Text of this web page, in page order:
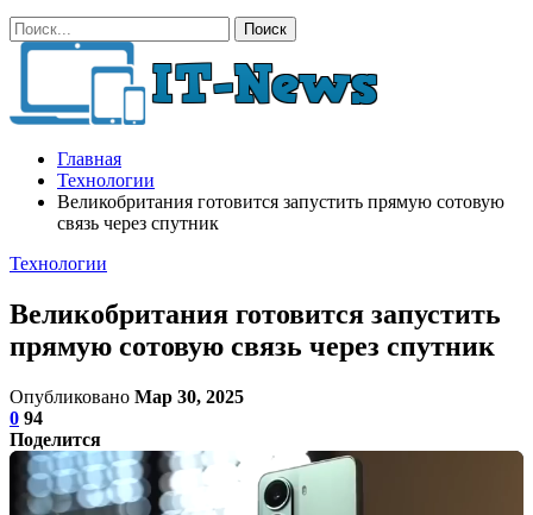
Главная
Технологии
Великобритания готовится запустить прямую сотовую
связь через спутник
Технологии
Великобритания готовится запустить
прямую сотовую связь через спутник
Опубликовано Мар 30, 2025
0 94
Поделится